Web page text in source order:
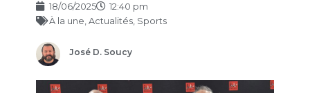
18/06/2025
12:40 pm
À la une Actualités, Sports
José D. Soucy